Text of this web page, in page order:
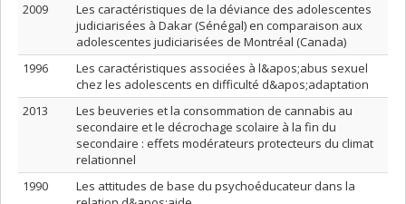
2009
Les caractéristiques de la déviance des adolescentes
judiciarisées à Dakar (Sénégal) en comparaison aux
adolescentes judiciarisées de Montréal (Canada)
1996
Les caractéristiques associées à l&apos;abus sexuel
chez les adolescents en difficulté d&apos;adaptation
2013
Les beuveries et la consommation de cannabis au
secondaire et le décrochage scolaire à la fin du
secondaire : effets modérateurs protecteurs du climat
relationnel
1990
Les attitudes de base du psychoéducateur dans la